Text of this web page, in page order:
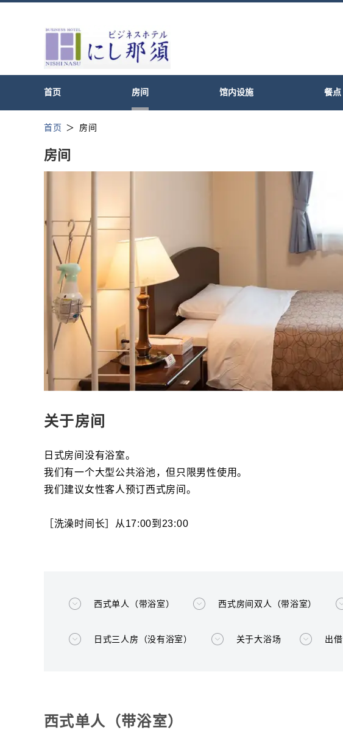
首页 房间 馆内设施 餐点
首页 房间
房间
关于房间
日式房间没有浴室。
我们有一个大型公共浴池，但只限男性使用。
我们建议女性客人预订西式房间。
［洗澡时间长］从17:00到23:00
西式单人（带浴室） 西式房间双人（带浴室）
日式三人房（没有浴室） 关于大浴场 出借
西式单人（带浴室）